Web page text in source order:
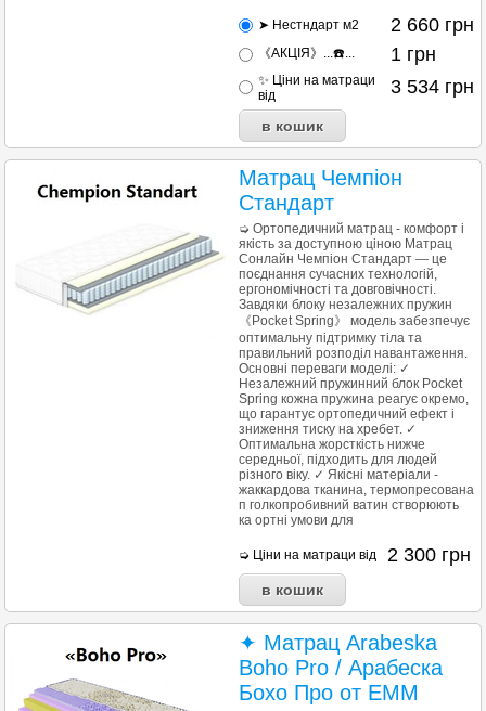
➤ Нестндарт м2 2 660 грн
《АКЦІЯ》...☎️... 1 грн
✨ Ціни на матраци
від
3 534 грн
Матрац Чемпіон
Стандарт
➭ Ортопедичний матрац - комфорт і
якість за доступною ціною Матрац
Сонлайн Чемпіон Стандарт — це
поєднання сучасних технологій,
ергономічності та довговічності.
Завдяки блоку незалежних пружин
《Pocket Spring》 модель забезпечує
оптимальну підтримку тіла та
правильний розподіл навантаження.
Основні переваги моделі: ✓
Незалежний пружинний блок Pocket
Spring кожна пружина реагує окремо,
що гарантує ортопедичний ефект і
зниження тиску на хребет. ✓
Оптимальна жорсткість нижче
середньої, підходить для людей
різного віку. ✓ Якісні матеріали -
жаккардова тканина, термопресована
п голкопробивний ватин створюють
ка ортні умови для
➭ Ціни на матраци від 2 300 грн
✦ Матрац Arabeska
Boho Pro / Арабеска
Бохо Про от ЕММ